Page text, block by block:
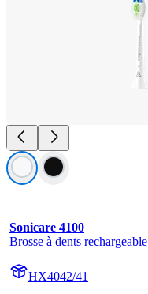
Sonicare 4100
Brosse à dents rechargeable
HX4042/41